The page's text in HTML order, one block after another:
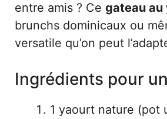
entre amis ? Ce gateau
brunchs dominicaux ou
versatile qu’on peut
Ingrédients pour
1 yaourt nature (pot